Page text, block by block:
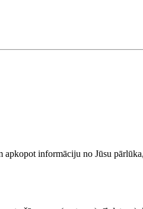
apkopot informāciju no Jūsu